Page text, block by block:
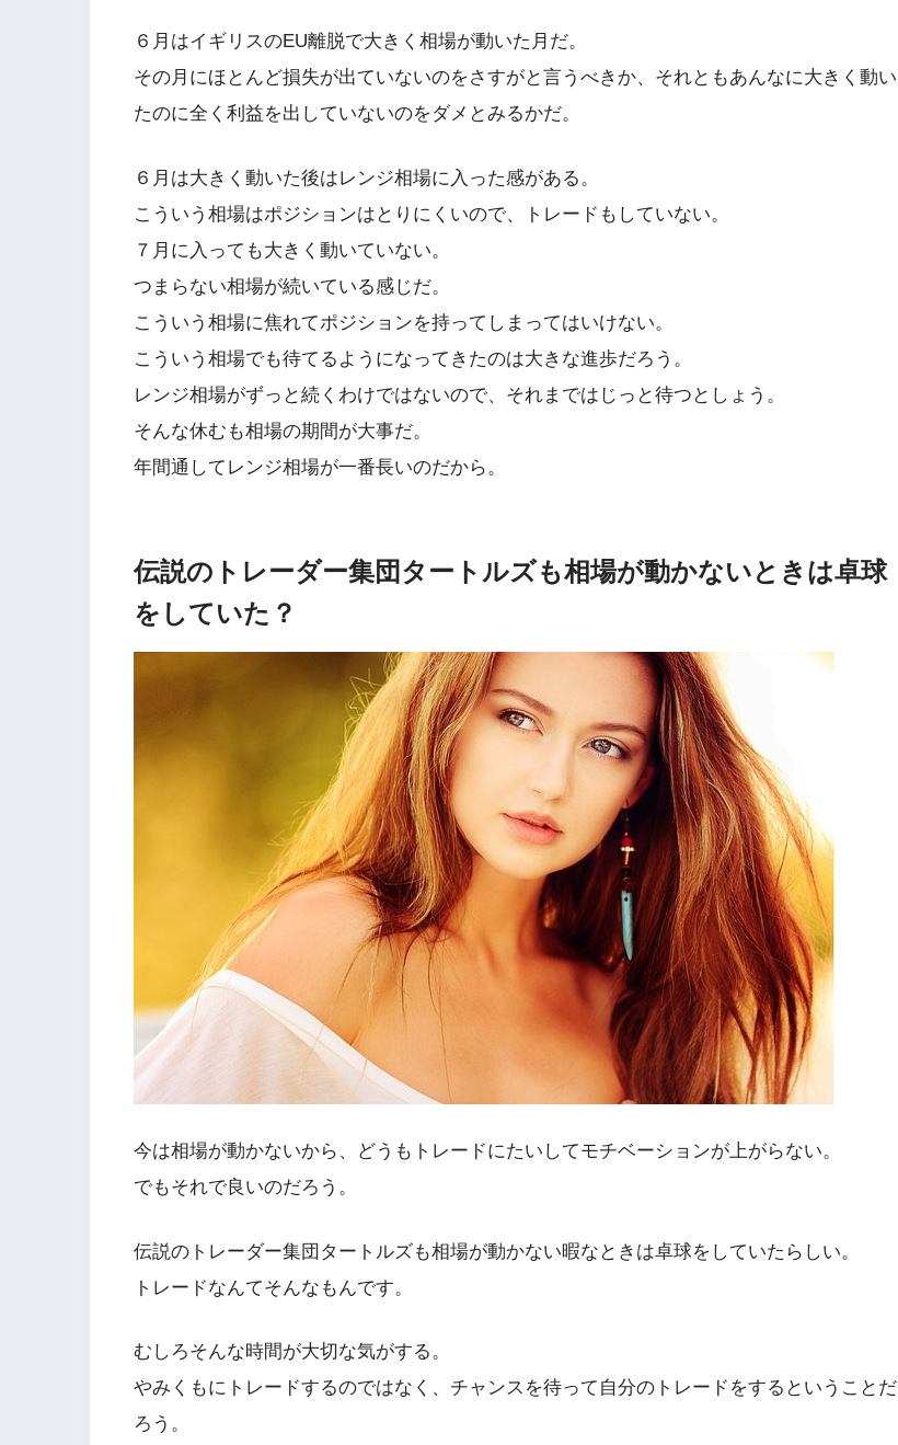
６月はイギリスのEU離脱で大きく相場が動いた月だ。
その月にほとんど損失が出ていないのをさすがと言うべきか、それともあんなに大きく動い
たのに全く利益を出していないのをダメとみるかだ。
６月は大きく動いた後はレンジ相場に入った感がある。
こういう相場はポジションはとりにくいので、トレードもしていない。
７月に入っても大きく動いていない。
つまらない相場が続いている感じだ。
こういう相場に焦れてポジションを持ってしまってはいけない。
こういう相場でも待てるようになってきたのは大きな進歩だろう。
レンジ相場がずっと続くわけではないので、それまではじっと待つとしょう。
そんな休むも相場の期間が大事だ。
年間通してレンジ相場が一番長いのだから。
伝説のトレーダー集団タートルズも相場が動かないときは卓球
をしていた？
今は相場が動かないから、どうもトレードにたいしてモチベーションが上がらない。
でもそれで良いのだろう。
伝説のトレーダー集団タートルズも相場が動かない暇なときは卓球をしていたらしい。
トレードなんてそんなもんです。
むしろそんな時間が大切な気がする。
やみくもにトレードするのではなく、チャンスを待って自分のトレードをするということだ
ろう。